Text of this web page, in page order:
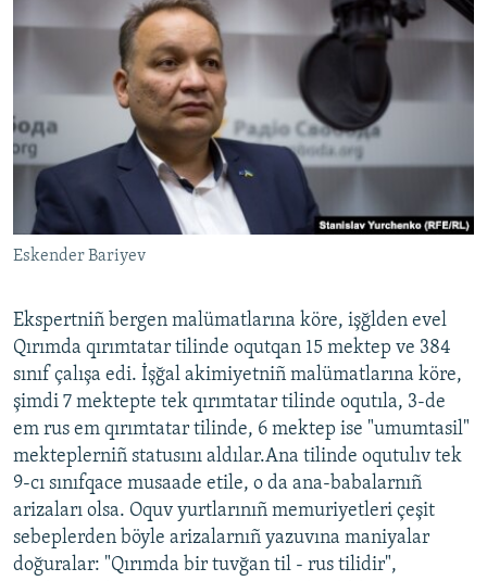
Eskender Bariyev
Ekspertniñ bergen malümatlarına köre, işğlden evel
Qırımda qırımtatar tilinde oqutqan 15 mektep ve 384
sınıf çalışa edi. İşğal akimiyetniñ malümatlarına köre,
şimdi 7 mektepte tek qırımtatar tilinde oqutıla, 3-de
em rus em qırımtatar tilinde, 6 mektep ise "umumtasil"
mekteplerniñ statusını aldılar.Ana tilinde oqutulıv tek
9-cı sınıfqace musaade etile, o da ana-babalarnıñ
arizaları olsa. Oquv yurtlarınıñ memuriyetleri çeşit
sebeplerden böyle arizalarnıñ yazuvına maniyalar
doğuralar: "Qırımda bir tuvğan til - rus tilidir",